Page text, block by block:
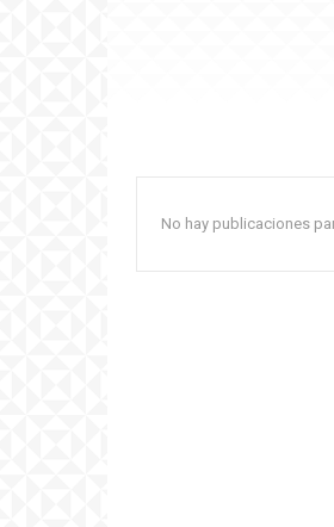
No hay publicaciones